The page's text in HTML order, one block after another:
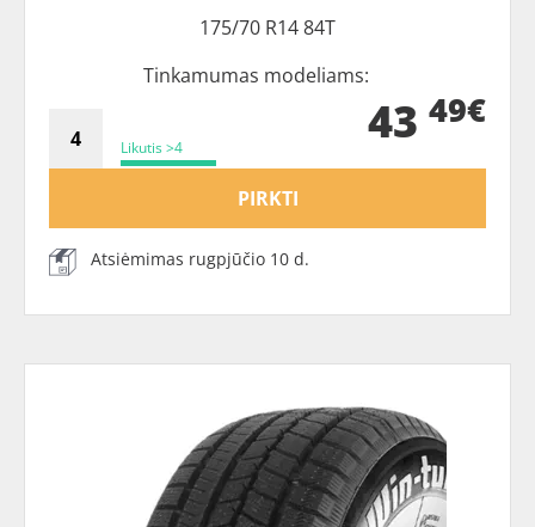
175/70 R14 84T
Tinkamumas modeliams:
Likutis >4 43 49€
PIRKTI
Atsiėmimas rugpjūčio 10 d.